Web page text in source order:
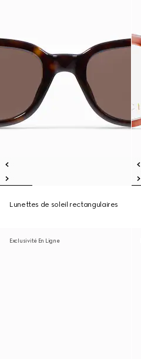
Lunettes de soleil rectangulaires
Exclusivité En Ligne